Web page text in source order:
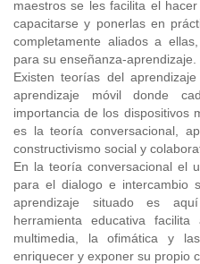
maestros se les facilita el
capacitarse y ponerlas en
completamente aliados a
para su enseñanza-aprendizaje.
Existen teorías del
aprendizaje móvil donde
importancia de los dispositivos
es la teoría conversacional,
constructivismo social y
En la teoría conversacional el
para el dialogo e intercambio
aprendizaje situado es
herramienta educativa
multimedia, la ofimática y
enriquecer y exponer su propio